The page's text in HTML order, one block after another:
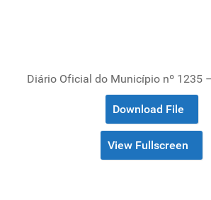
Diário Oficial do Município nº 1235
Download File
View Fullscreen